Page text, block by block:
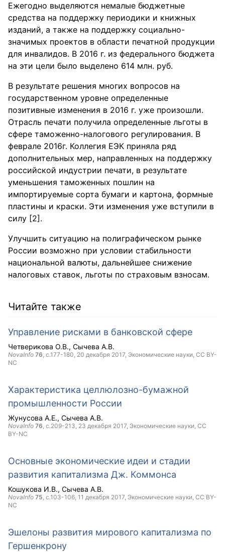
Ежегодно выделяются немалые бюджетные
средства на поддержку периодики и книжных
изданий, а также на поддержку социально-
значимых проектов в области печатной продукции
для инвалидов. В 2016 г. из федерального бюджета
на эти цели было выделено 614 млн. руб.
В результате решения многих вопросов на
государственном уровне определенные
позитивные изменения в 2016 г. уже произошли.
Отрасль печати получила определенные льготы в
сфере таможенно-налогового регулирования. В
феврале 2016г. Коллегия ЕЭК приняла ряд
дополнительных мер, направленных на поддержку
российской индустрии печати, в результате
уменьшения таможенных пошлин на
импортируемые сорта бумаги и картона, формные
пластины и краски. Эти изменения уже вступили в
силу [2].
Улучшить ситуацию на полиграфическом рынке
России возможно при условии стабильности
национальной валюты, дальнейшее снижение
налоговых ставок, льготы по страховым взносам.
Читайте также
Управление рисками в банковской сфере
Четверикова О.В. Сычева А.В.
NovaInfo 76, с.177-180, 20 декабря 2017, Экономические науки, CC BY-
NC
Характеристика целлюлозно-бумажной
промышленности России
Жунусова А.Е. Сычева А.В.
NovaInfo 76, с.209-213, 23 декабря 2017, Экономические науки, CC
BY-NC
Основные экономические идеи и стадии
развития капитализма Дж. Коммонса
Кошукова И.В. Сычева А.В.
NovaInfo 75, с.103-106, 11 декабря 2017, Экономические науки, CC BY-
NC
Эшелоны развития мирового капитализма по
Гершенкрону